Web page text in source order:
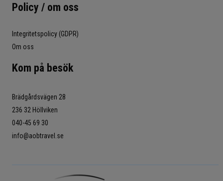
Policy / om oss
Integritetspolicy (GDPR)
Om oss
Kom på besök
Brädgårdsvägen 28
236 32 Höllviken
040-45 69 30
info@aobtravel.se